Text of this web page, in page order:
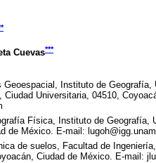
Cuevas***
Geoespacial, Instituto de
Ciudad Universitaria, 04510,
Física, Instituto de Geografía,
de México. E-mail:
de suelos, Facultad de
Ciudad de México. E-mail: